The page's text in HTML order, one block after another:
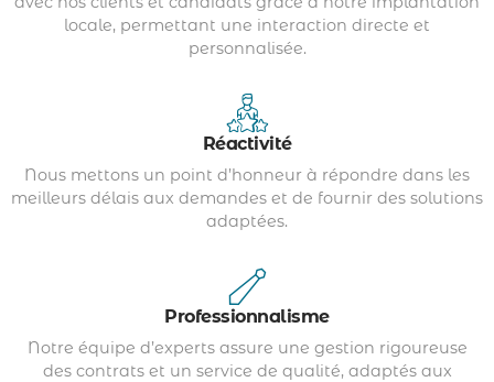
locale, permettant une interaction directe et
personnalisée.
Réactivité
Nous mettons un point d’honneur à répondre dans les
meilleurs délais aux demandes et de fournir des solutions
adaptées.
Professionnalisme
Notre équipe d’experts assure une gestion rigoureuse
des contrats et un service de qualité, adaptés aux